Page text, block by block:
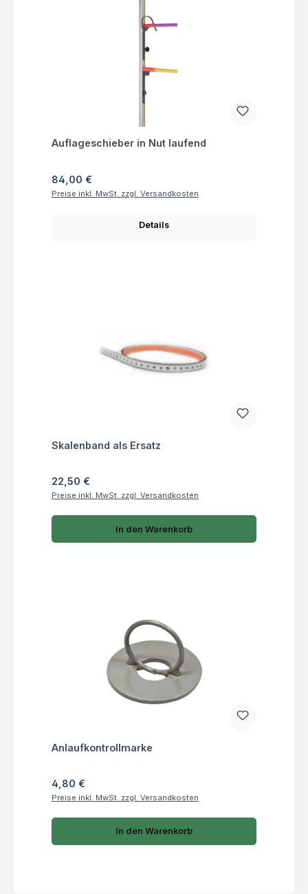
Fragen zum Artikel
Auflageschieber in Nut laufend
Regulärer Preis:
84,00 €
Preise inkl. MwSt. zzgl. Versandkosten
Details
Fragen zum Artikel
Skalenband als Ersatz
Regulärer Preis:
22,50 €
Preise inkl. MwSt. zzgl. Versandkosten
In den Warenkorb
Fragen zum Artikel
Anlaufkontrollmarke
Regulärer Preis:
4,80 €
Preise inkl. MwSt. zzgl. Versandkosten
In den Warenkorb